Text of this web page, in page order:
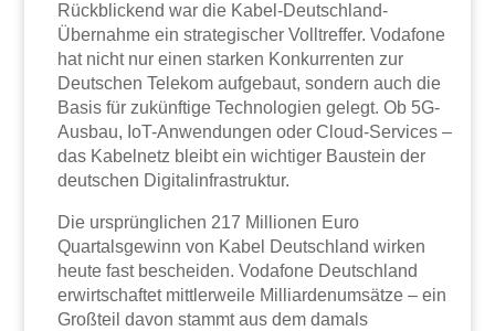
Rückblickend war die Kabel-Deutschland-
Übernahme ein strategischer Volltreffer. Vodafone
hat nicht nur einen starken Konkurrenten zur
Deutschen Telekom aufgebaut, sondern auch die
Basis für zukünftige Technologien gelegt. Ob 5G-
Ausbau, IoT-Anwendungen oder Cloud-Services –
das Kabelnetz bleibt ein wichtiger Baustein der
deutschen Digitalinfrastruktur.
Die ursprünglichen 217 Millionen Euro
Quartalsgewinn von Kabel Deutschland wirken
heute fast bescheiden. Vodafone Deutschland
erwirtschaftet mittlerweile Milliardenumsätze – ein
Großteil davon stammt aus dem damals